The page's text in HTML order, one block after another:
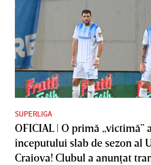
SUPERLIGA
OFICIAL | O primă „victimă”
începutului slab de sezon al
Craiova! Clubul a anunţat